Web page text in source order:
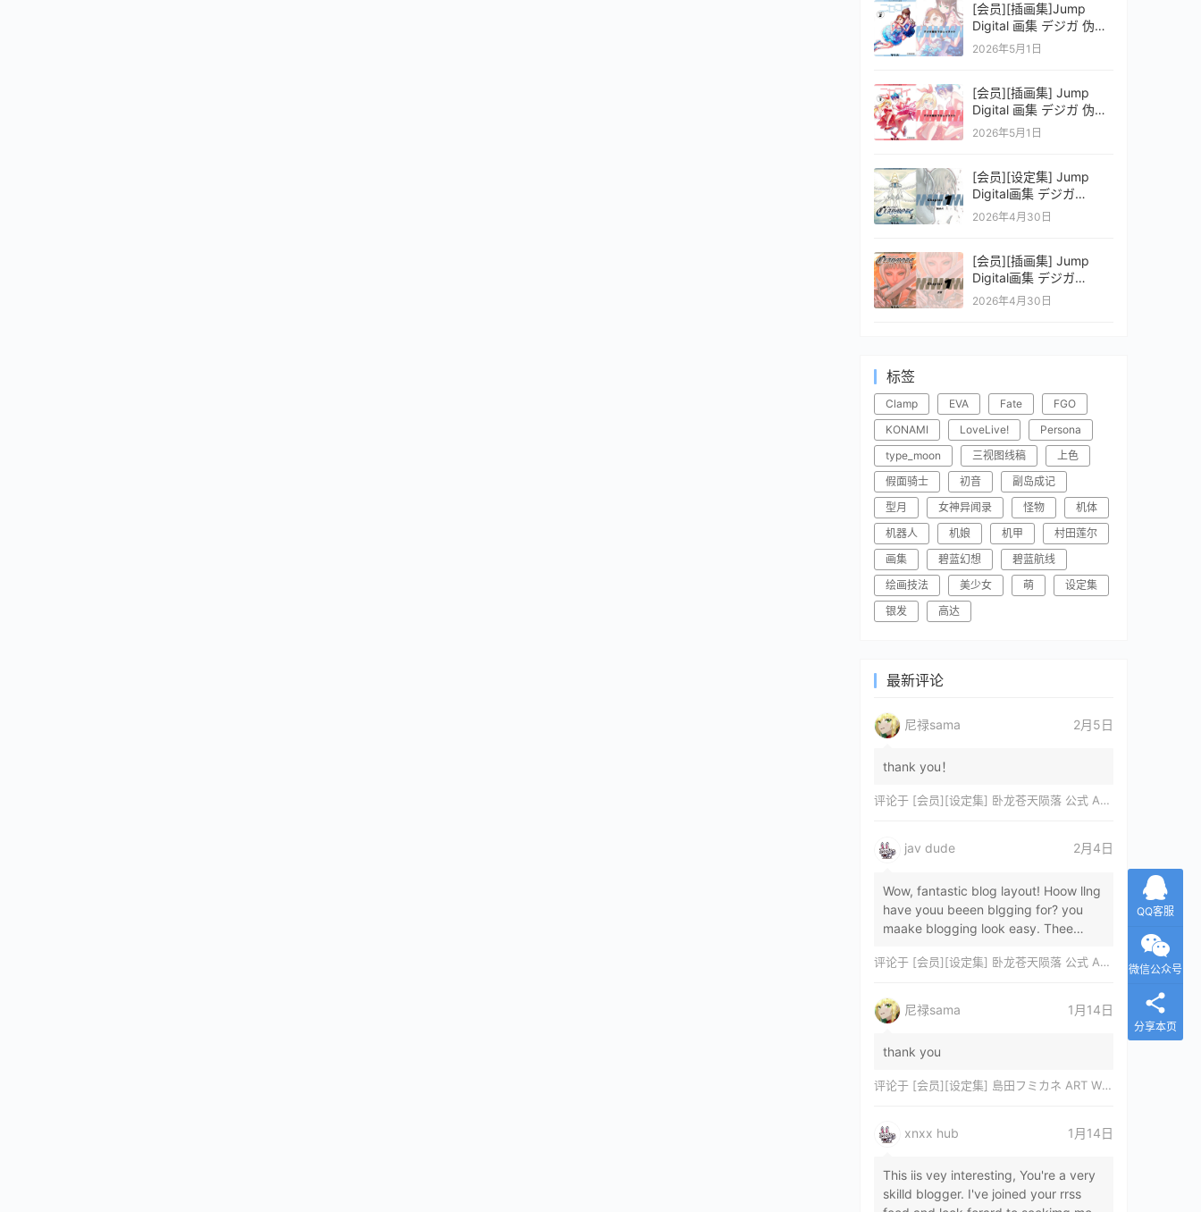
[会员][插画集]Jump
Digital 画集 デジガ 伪恋
ニセコイ 2
2026年5月1日
[会员][插画集] Jump
Digital 画集 デジガ 伪恋
ニセコイ 1
2026年5月1日
[会员][设定集] Jump
Digital画集 デジガ
CLAYMORE 2
2026年4月30日
[会员][插画集] Jump
Digital画集 デジガ
CLAYMORE 1
2026年4月30日
标签
Clamp EVA Fate
FGO
KONAMI
LoveLive!
Persona
type_moon
三视图线稿
上色
假面骑士
初音
副岛成记
型月
女神异闻录 怪物
机体
机器人
机娘 机甲
村田莲尔
画集
碧蓝幻想
碧蓝航线
绘画技法
美少女 萌
设定集
银发
高达
最新评论
尼禄sama 2月5日
thank you！
评论于 [会员][设定集] 卧龙苍天陨落 公式 ARTWORKS[DL]
jav dude 2月4日
Wow, fantastic blog layout! Hoow llng
have youu beeen blgging for? you
maake blogging look easy. Thee
magnificent, let…
评论于 [会员][设定集] 卧龙苍天陨落 公式 ARTWORKS[DL]
尼禄sama 1月14日
thank you
评论于 [会员][设定集] 島田フミカネ ART WORKS EXTRA Luminous Witches[DL]
xnxx hub 1月14日
This iis vey interesting, You're a very
skilld blogger. I've joined your rrss
QQ客服
微信公众号
分享本页